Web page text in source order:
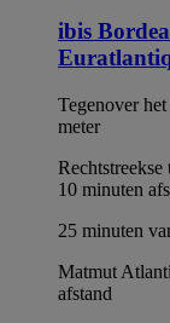
ibis
Tegenover
meter
Rechtstreekse
10 minuten
25 minuten
Matmut
afstand